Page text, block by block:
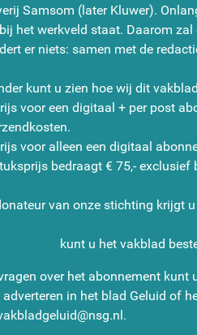
Samsom (later Kluwer).
het werkveld staat. Daarom zal
er niets: samen met de
kunt u zien hoe wij dit
voor een digitaal + per post
voor alleen een digitaal
bedraagt € 75,- exclusief
van onze stichting krijgt
kunt u het vakblad
over het abonnement kunt
in het blad Geluid of